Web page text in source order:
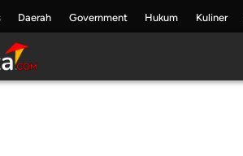
Daerah Government Hukum Kuliner